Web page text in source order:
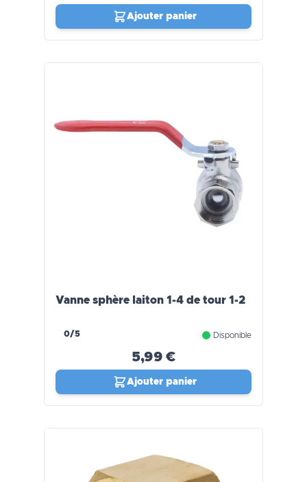
Ajouter panier
Vanne sphère laiton 1-4 de tour 1-2
0/5 Disponible
5,99 €
Ajouter panier